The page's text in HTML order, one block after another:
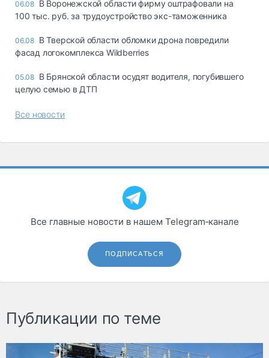
06.08 В Воронежской области фирму оштрафовали на
100 тыс. руб. за трудоустройство экс-таможенника
06.08 В Тверской области обломки дрона повредили
фасад логокомплекса Wildberries
05.08 В Брянской области осудят водителя, погубившего
целую семью в ДТП
Все новости
Все главные новости в нашем Telegram‑канале
ПОДПИСАТЬСЯ
Публикации по теме